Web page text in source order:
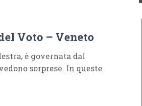
Voto – Veneto
è governata dal
sorprese. In queste